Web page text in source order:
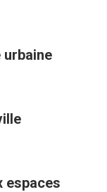
urbaine
espaces